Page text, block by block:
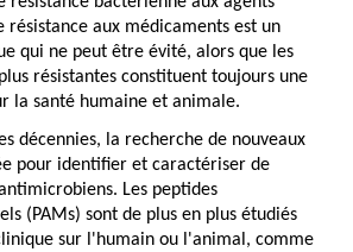
résistance aux médicaments est un
qui ne peut être évité, alors que les
résistantes constituent toujours une
la santé humaine et animale.
décennies, la recherche de nouveaux
pour identifier et caractériser de
Les peptides
(PAMs) sont de plus en plus étudiés
sur l'humain ou l'animal, comme